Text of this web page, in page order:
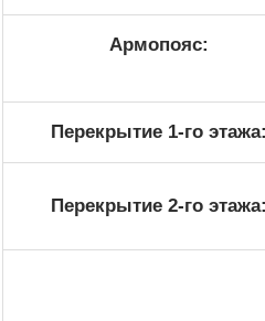
Армопояс:
Перекрытие 1-го этажа:
Перекрытие 2-го этажа: